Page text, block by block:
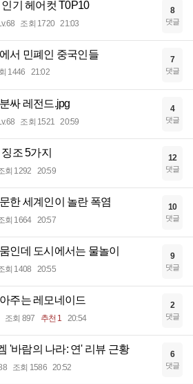
인기 헤어컷 T0P10
조회 1720 21:03
8
댓글
서 민폐인 중국인들
1446 21:02
7
댓글
싸 레전드.jpg
조회 1521 20:59
4
댓글
조 5가지
회 1292 20:59
12
댓글
한 세계인이 놀란 폭염
회 1664 20:57
10
댓글
인데 도시에서는 물놀이
회 1408 20:55
9
댓글
주는 레모네이드
조회 897 추천 1 20:54
2
댓글
'바람의 나라: 연' 리뷰 근황
조회 1586 20:52
6
댓글